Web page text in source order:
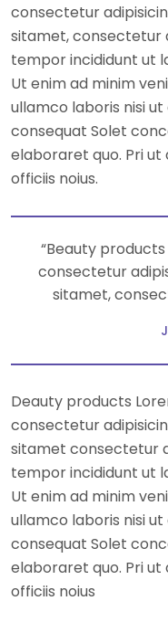
consectetur
sitamet, consectetur
tempor incididunt ut
Ut enim ad minim
ullamco laboris nisi
consequat Solet
elaboraret quo. Pri
officiis noius.
“Beauty
consectetur
sitamet,
Deauty products
consectetur
sitamet consectetur
tempor incididunt ut
Ut enim ad minim
ullamco laboris nisi
consequat Solet
elaboraret quo. Pri
officiis noius